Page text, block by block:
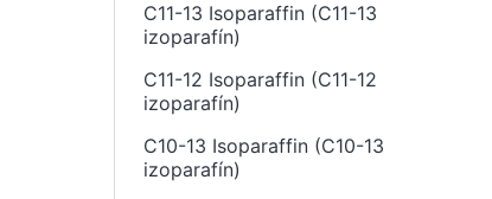
C11-13 Isoparaffin (C11-13
izoparafín)
C11-12 Isoparaffin (C11-12
izoparafín)
C10-13 Isoparaffin (C10-13
izoparafín)